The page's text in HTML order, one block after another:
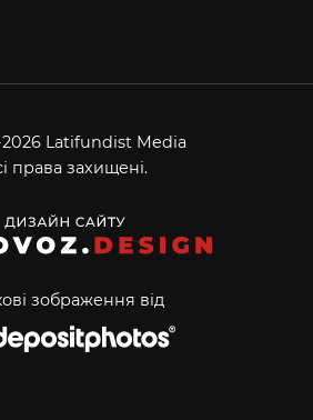
2026 Latifundist Media
права захищені.
зображення від